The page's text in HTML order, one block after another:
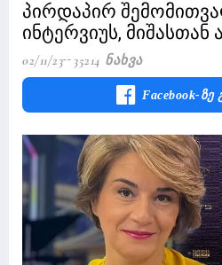
პირდაპირ
ინტერვიუს,
02/11/23 35214 Ნახვა
Facebook-Ზე